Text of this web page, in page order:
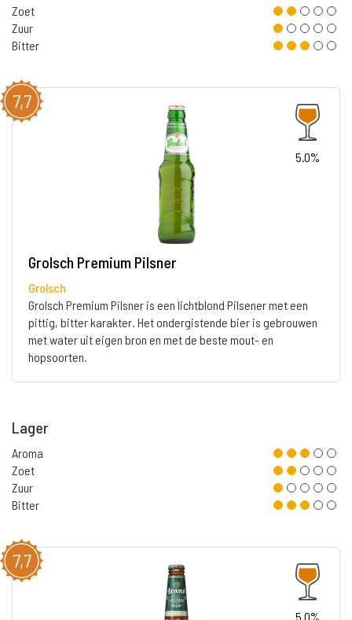
Zoet
Zuur
Bitter
7,7
5.0%
Grolsch Premium Pilsner
Grolsch
Grolsch Premium Pilsner is een lichtblond Pilsener met een
pittig, bitter karakter. Het ondergistende bier is gebrouwen
met water uit eigen bron en met de beste mout- en
hopsoorten.
Lager
Aroma
Zoet
Zuur
Bitter
7,7
5.0%